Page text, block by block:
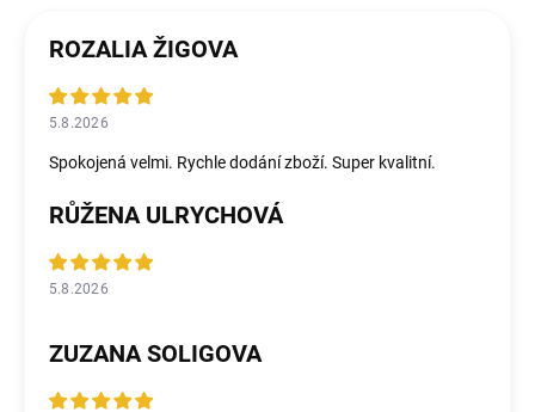
ROZALIA ŽIGOVA
5.8.2026
Spokojená velmi. Rychle dodání zboží. Super kvalitní.
RŮŽENA ULRYCHOVÁ
5.8.2026
ZUZANA SOLIGOVA